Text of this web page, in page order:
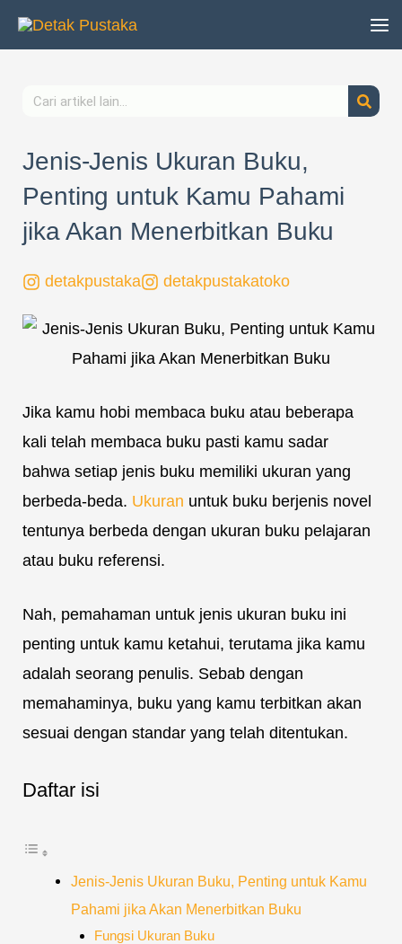
Lewati
Search
Jenis-Jenis Ukuran Buku,
Penting untuk Kamu Pahami
jika Akan Menerbitkan Buku
detakpustaka detakpustakatoko
Jika kamu hobi membaca buku atau beberapa
kali telah membaca buku pasti kamu sadar
bahwa setiap jenis buku memiliki ukuran yang
berbeda-beda. Ukuran untuk buku berjenis novel
tentunya berbeda dengan ukuran buku pelajaran
atau buku referensi.
Nah, pemahaman untuk jenis ukuran buku ini
penting untuk kamu ketahui, terutama jika kamu
adalah seorang penulis. Sebab dengan
memahaminya, buku yang kamu terbitkan akan
sesuai dengan standar yang telah ditentukan.
Daftar isi
Jenis-Jenis Ukuran Buku, Penting untuk Kamu
Pahami jika Akan Menerbitkan Buku
Fungsi Ukuran Buku